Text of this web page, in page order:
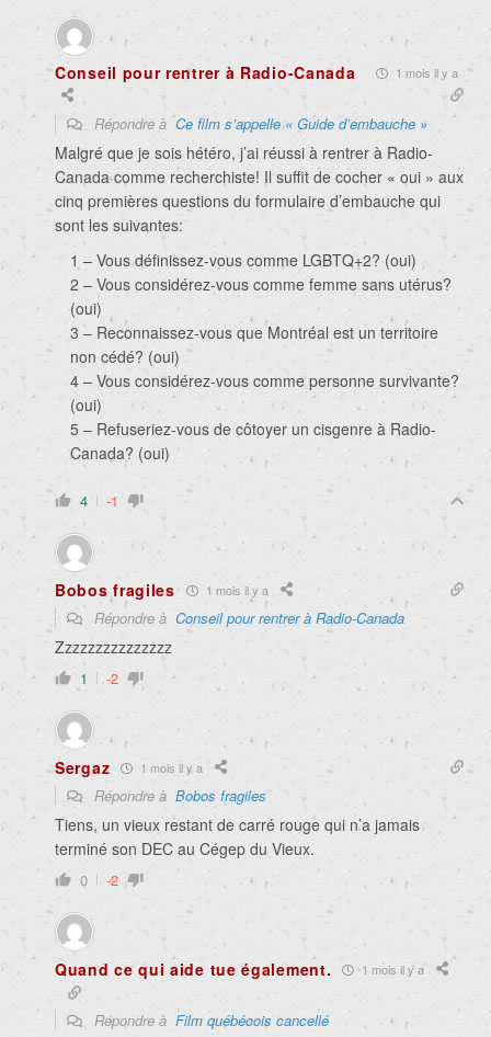
Conseil pour rentrer à Radio-Canada 1 mois il y a
Répondre àCe film s’appelle « Guide d’embauche »
Malgré que je sois hétéro, j’ai réussi à rentrer à Radio-
Canada comme recherchiste! Il suffit de cocher « oui » aux
cinq premières questions du formulaire d’embauche qui
sont les suivantes:
1 – Vous définissez-vous comme LGBTQ+2? (oui)
2 – Vous considérez-vous comme femme sans utérus?
(oui)
3 – Reconnaissez-vous que Montréal est un territoire
non cédé? (oui)
4 – Vous considérez-vous comme personne survivante?
(oui)
5 – Refuseriez-vous de côtoyer un cisgenre à Radio-
Canada? (oui)
4 -1
Bobos fragiles 1 mois il y a
Répondre à Conseil pour rentrer à Radio-Canada
Zzzzzzzzzzzzzzz
1 -2
Sergaz 1 mois il y a
Répondre à Bobos fragiles
Tiens, un vieux restant de carré rouge qui n’a jamais
terminé son DEC au Cégep du Vieux.
0 -2
Quand ce qui aide tue également. 1 mois il y a
Répondre à Film québécois cancellé